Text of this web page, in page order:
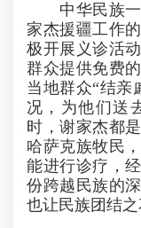
中华民族一
家杰援疆工作
极开展义诊活
群众提供免费
当地群众“结亲
况，为他们送
时，谢家杰都
哈萨克族牧民
能进行诊疗，
份跨越民族的
也让民族团结之